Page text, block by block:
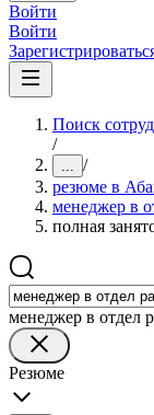
Войти
Войти
Поиск
/
... /
резюме в
менеджер в
полная
менеджер в отдел
Резюме